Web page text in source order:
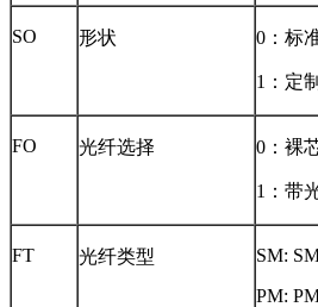
SO 形状 0：标
1：定制
FO 光纤选择 0：裸
1：带
FT 光纤类型
SM:
PM: